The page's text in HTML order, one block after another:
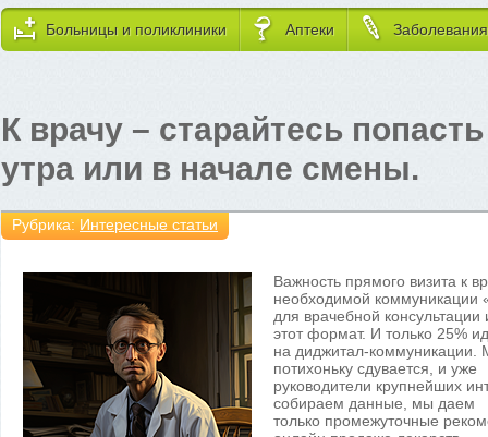
Больницы и поликлиники Аптеки Заболевания
К врачу – старайтесь
утра или в начале смены.
Рубрика: Интересные статьи
Важность прямого визита к
необходимой коммуникации
для врачебной
этот формат. И только 25%
на диджитал-
потихоньку сдувается, и уже
руководители крупнейших
собираем данные, мы даем
только промежуточные